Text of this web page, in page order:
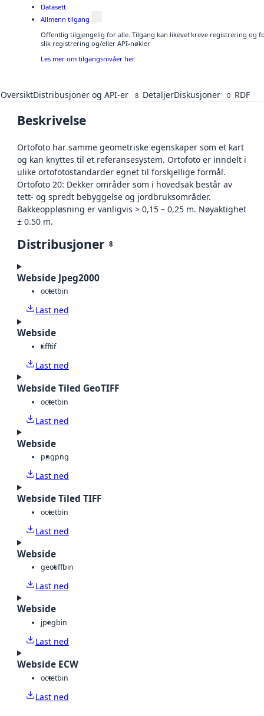
Datasett
Allmenn tilgang
Offentlig tilgjengelig for alle. Tilgang kan likevel kreve registrering og
slik registrering og/eller API-nøkler.
Les mer om tilgangsnivåer her
OversiktDistribusjoner og API-er 8 DetaljerDiskusjoner 0 RDF
Beskrivelse
Ortofoto har samme geometriske egenskaper som et kart
og kan knyttes til et referansesystem. Ortofoto er inndelt i
ulike ortofotostandarder egnet til forskjellige formål.
Ortofoto 20: Dekker områder som i hovedsak består av
tett- og spredt bebyggelse og jordbruksområder.
Bakkeoppløsning er vanligvis > 0,15 – 0,25 m. Nøyaktighet
± 0.50 m.
Distribusjoner 8
Webside Jpeg2000
octetbin
Last ned
Webside
tifftif
Last ned
Webside Tiled GeoTIFF
octetbin
Last ned
Webside
pngpng
Last ned
Webside Tiled TIFF
octetbin
Last ned
Webside
geotiffbin
Last ned
Webside
jpegbin
Last ned
Webside ECW
octetbin
Last ned